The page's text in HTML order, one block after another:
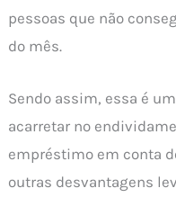
pessoas que não
do mês.
Sendo assim, essa é
acarretar no
empréstimo em conta
outras desvantagens